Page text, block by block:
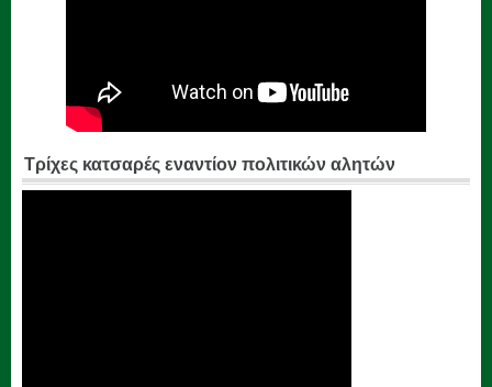
Τρίχες κατσαρές εναντίον πολιτικών αλητών